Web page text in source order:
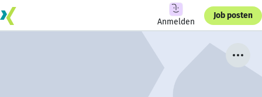
Anmelden
Job posten